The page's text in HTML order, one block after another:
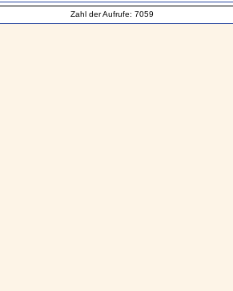
Zahl der Aufrufe: 7059